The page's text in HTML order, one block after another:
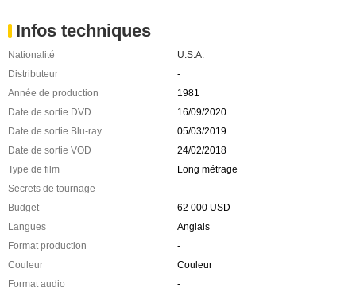
Infos techniques
Nationalité
U.S.A.
Distributeur
-
Année de production
1981
Date de sortie DVD
16/09/2020
Date de sortie Blu-ray
05/03/2019
Date de sortie VOD
24/02/2018
Type de film
Long métrage
Secrets de tournage
-
Budget
62 000 USD
Langues
Anglais
Format production
-
Couleur
Couleur
Format audio
-